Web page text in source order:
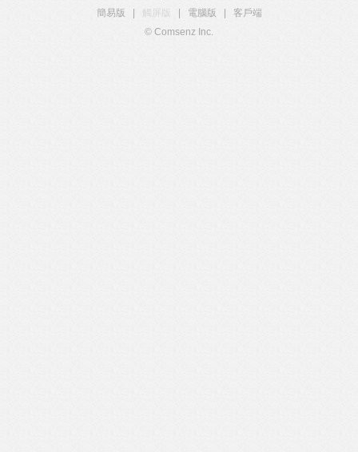
簡易版
觸屏版 電腦版
客戶端
© Comsenz Inc.